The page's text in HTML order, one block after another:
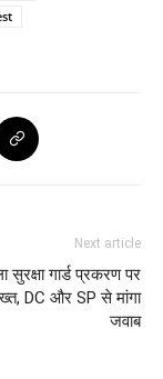
Next article
सुरक्षा गार्ड प्रकरण पर
DC और SP से मांगा
जवाब